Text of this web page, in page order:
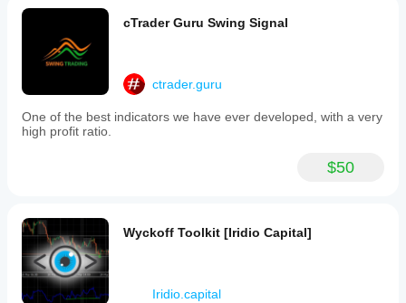
cTrader Guru Swing Signal
ctrader.guru
One of the best indicators we have ever developed, with a very
high profit ratio.
$50
Wyckoff Toolkit [Iridio Capital]
Iridio.capital